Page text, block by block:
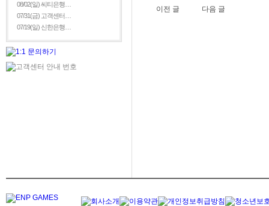
08/02(일) 씨티은행…
07/31(금) 고객센터…
07/19(일) 신한은행…
이전 글 다음 글